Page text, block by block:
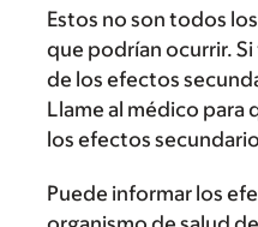
Estos no son todos
que podrían ocurrir.
de los efectos
Llame al médico para
los efectos
Puede informar los